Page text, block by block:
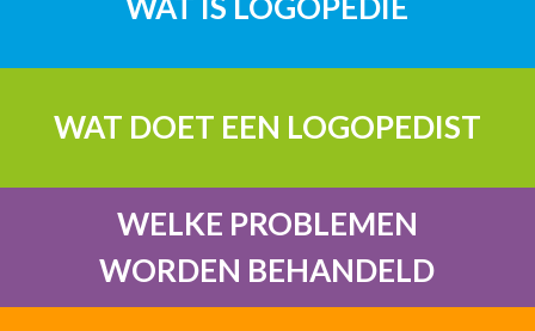
WAT DOET EEN LOGOPEDIST
WELKE PROBLEMEN
WORDEN BEHANDELD